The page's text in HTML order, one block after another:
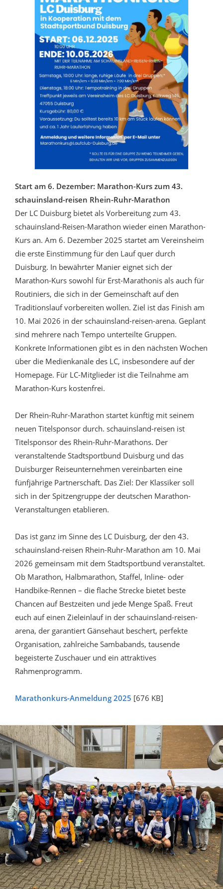
Start am 6. Dezember: Marathon-Kurs zum 43.
schauinsland-reisen Rhein-Ruhr-Marathon
Der LC Duisburg bietet als Vorbereitung zum 43.
schauinsland-Reisen-Marathon wieder einen Marathon-
Kurs an. Am 6. Dezember 2025 startet am Vereinsheim
die erste Einstimmung für den Lauf quer durch
Duisburg. In bewährter Manier eignet sich der
Marathon-Kurs sowohl für Erst-Marathonis als auch für
Routiniers, die sich in der Gemeinschaft auf den
Traditionslauf vorbereiten wollen. Ziel ist das Finish am
10. Mai 2026 in der schauinsland-reisen-arena. Geplant
sind mehrere nach Tempo unterteilte Gruppen.
Konkrete Informationen gibt es in den nächsten Wochen
über die Medienkanäle des LC, insbesondere auf der
Homepage. Für LC-Mitglieder ist die Teilnahme am
Marathon-Kurs kostenfrei.
Der Rhein-Ruhr-Marathon startet künftig mit seinem
neuen Titelsponsor durch. schauinsland-reisen ist
Titelsponsor des Rhein-Ruhr-Marathons. Der
veranstaltende Stadtsportbund Duisburg und das
Duisburger Reiseunternehmen vereinbarten eine
fünfjährige Partnerschaft. Das Ziel: Der Klassiker soll
sich in der Spitzengruppe der deutschen Marathon-
Veranstaltungen etablieren.
Das ist ganz im Sinne des LC Duisburg, der den 43.
schauinsland-reisen Rhein-Ruhr-Marathon am 10. Mai
2026 gemeinsam mit dem Stadtsportbund veranstaltet.
Ob Marathon, Halbmarathon, Staffel, Inline- oder
Handbike-Rennen – die flache Strecke bietet beste
Chancen auf Bestzeiten und jede Menge Spaß. Freut
euch auf einen Zieleinlauf in der schauinsland-reisen-
arena, der garantiert Gänsehaut beschert, perfekte
Organisation, zahlreiche Sambabands, tausende
begeisterte Zuschauer und ein attraktives
Rahmenprogramm.
Marathonkurs-Anmeldung 2025 [676 KB]